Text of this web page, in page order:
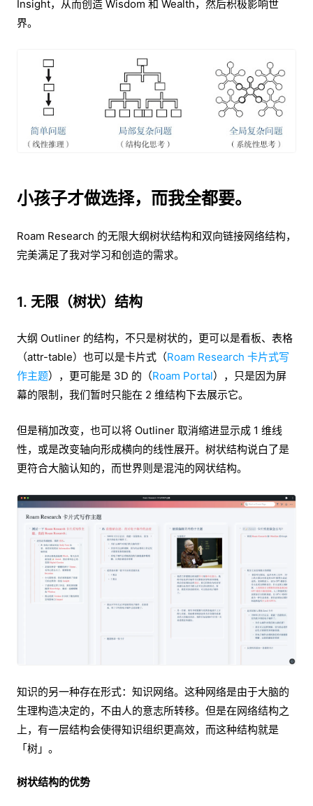
Insight，从而创造 Wisdom 和 Wealth，然后积极影响世
界。
小孩子才做选择，而我全都要。
Roam Research 的无限大纲树状结构和双向链接网络结构，
完美满足了我对学习和创造的需求。
1. 无限（树状）结构
大纲 Outliner 的结构，不只是树状的，更可以是看板、表格
（attr-table）也可以是卡片式（Roam Research 卡片式写
作主题），更可能是 3D 的（Roam Portal），只是因为屏
幕的限制，我们暂时只能在 2 维结构下去展示它。
但是稍加改变，也可以将 Outliner 取消缩进显示成 1 维线
性，或是改变轴向形成横向的线性展开。树状结构说白了是
更符合大脑认知的，而世界则是混沌的网状结构。
知识的另一种存在形式：知识网络。这种网络是由于大脑的
生理构造决定的，不由人的意志所转移。但是在网络结构之
上，有一层结构会使得知识组织更高效，而这种结构就是
「树」。
树状结构的优势